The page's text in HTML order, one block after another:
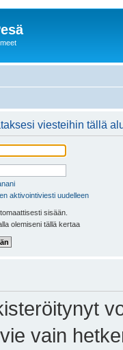
viesteihin tällä
aktivointiviesti uudelleen
sisään.
olemiseni tällä kertaa
vain